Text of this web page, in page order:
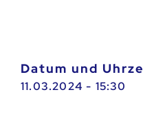
Datum und
11.03.2024 - 15:30